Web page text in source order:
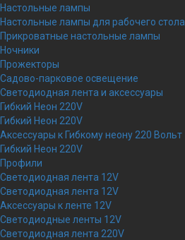
Настольные лампы
Настольные лампы для рабочего стола
Прикроватные настольные лампы
Ночники
Прожекторы
Садово-парковое освещение
Светодиодная лента и аксессуары
Гибкий Неон 220V
Гибкий Неон 220V
Аксессуары к Гибкому неону 220 Вольт
Гибкий Неон 220V
Профили
Светодиодная лента 12V
Светодиодная лента 12V
Аксессуары к ленте 12V
Светодиодные ленты 12V
Светодиодная лента 220V